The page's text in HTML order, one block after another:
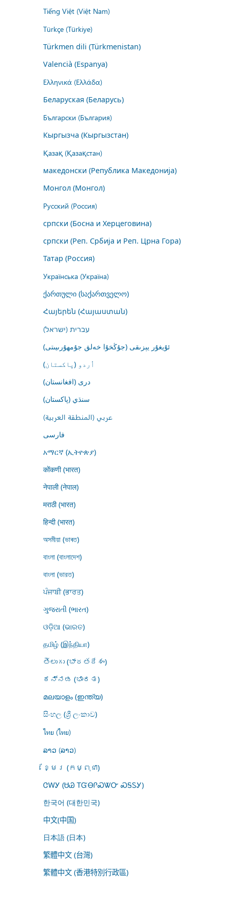
Tiếng Việt (Việt Nam)
Türkçe (Türkiye)
Türkmen dili (Türkmenistan)
Valencià (Espanya)
Ελληνικά (Ελλάδα)
Беларуская (Беларусь)
Български (България)
Кыргызча (Кыргызстан)
Қазақ (Қазақстан)
македонски (Република Македонија)
Монгол (Монгол)
Русский (Россия)
српски (Босна и Херцеговина)
српски (Реп. Србија и Реп. Црна Гора)
Татар (Россия)
Українська (Україна)
ქართული (საქართველო)
Հայերեն (Հայաստան)
עברית (ישראל)
ئۇيغۇر يېزىقى (جۇڭخۇا خەلق جۇمھۇرىيىتى)
اُردو (پاکستان)
درى (افغانستان)
سنڌي (پاکستان)
عربي (المنطقة العربية)
فارسى
አማርኛ (ኢትዮጵያ)
कोंकणी (भारत)
नेपाली (नेपाल)
मराठी (भारत)
हिन्दी (भारत)
অসমীয়া (ভাৰত)
বাংলা (বাংলাদেশ)
বাংলা (ভারত)
ਪੰਜਾਬੀ (ਭਾਰਤ)
ગુજરાતી (ભારત)
ଓଡ଼ିଆ (ଭାରତ)
தமிழ் (இந்தியா)
తెలుగు (భారతదేశం)
ಕನ್ನಡ (ಭಾರತ)
മലയാളം (ഇന്ത്യ)
සිංහල (ශ්‍රී ලංකාව)
ไทย (ไทย)
ລາວ (ລາວ)
ខ្មែរ (កម្ពុជា)
ᏣᎳᎩ (ᏌᏊ ᎢᏳᎾᎵᏍᏔᏅ ᏍᎦᏚᎩ)
한국어 (대한민국)
中文(中国)
日本語 (日本)
繁體中文 (台灣)
繁體中文 (香港特別行政區)